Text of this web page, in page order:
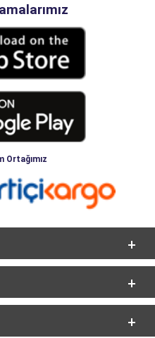
Ortağımız